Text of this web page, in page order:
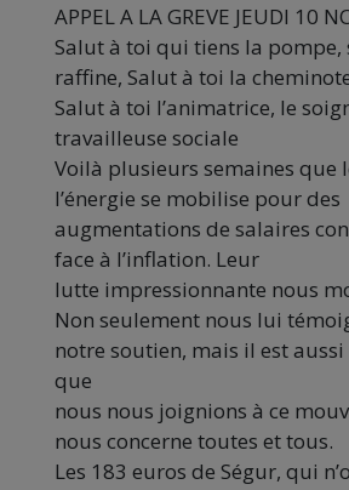
APPEL A LA GREVE JEUDI 10
Salut à toi qui tiens la
raffine, Salut à toi la
Salut à toi l’animatrice, le
travailleuse sociale
Voilà plusieurs semaines que
l’énergie se mobilise pourdes
augmentations de salaires
face à l’inflation. Leur
lutte impressionnante nous
Non seulement nous lui
notre soutien, mais il est aussi
que
nous nous joignions à ce
nous concerne toutes ettous.
Les 183 euros de Ségur, qui